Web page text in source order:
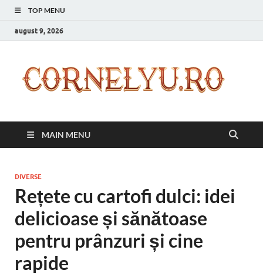
TOP MENU
august 9, 2026
ta mai
MAIN MENU
DIVERSE
Rețete cu cartofi dulci: idei
delicioase și sănătoase
pentru prânzuri și cine
rapide